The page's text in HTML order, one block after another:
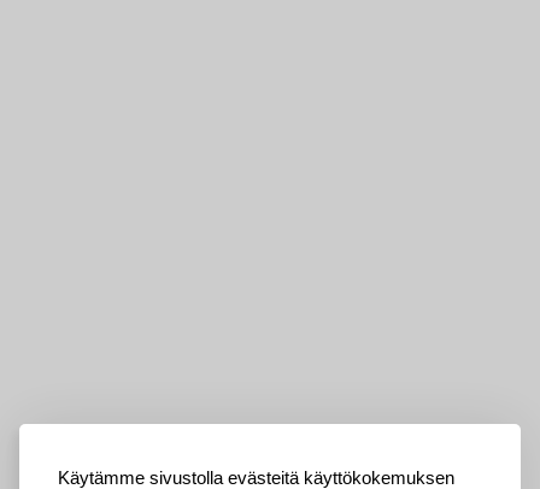
Käytämme sivustolla evästeitä käyttökokemuksen